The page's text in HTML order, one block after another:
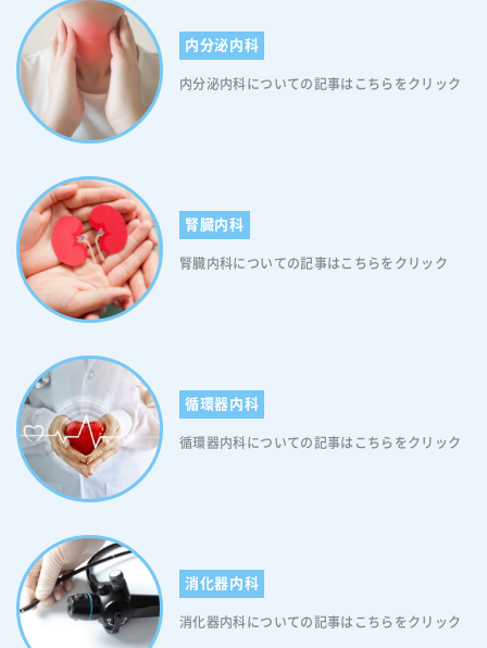
内分泌内科
内分泌内科についての記事はこちらをクリック
腎臓内科
腎臓内科についての記事はこちらをクリック
循環器内科
循環器内科についての記事はこちらをクリック
消化器内科
消化器内科についての記事はこちらをクリック